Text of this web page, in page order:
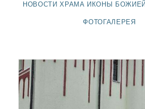
НОВОСТИ ХРАМА ИКОНЫ
ФОТОГАЛЕРЕЯ